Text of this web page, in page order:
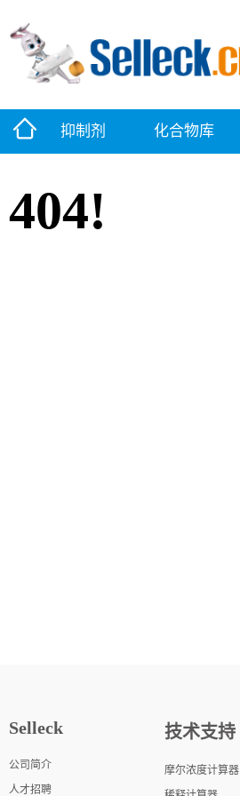
抑制剂 化合物库
404!
Selleck
公司简介
人才招聘
技术支持
摩尔浓度计算器